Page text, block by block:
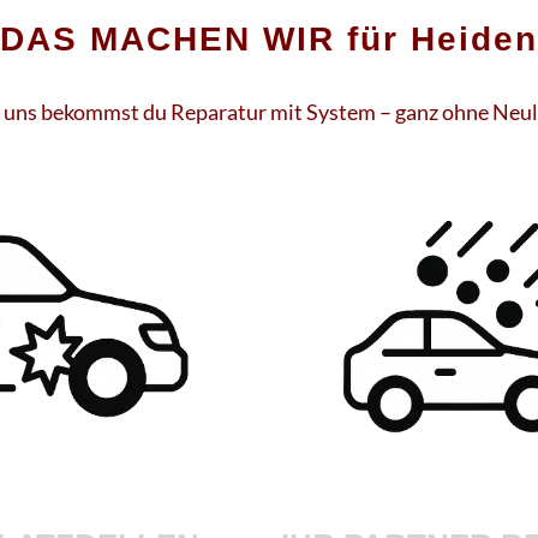
DAS MACHEN WIR für Heiden
bekommst du Reparatur mit System – ganz ohne